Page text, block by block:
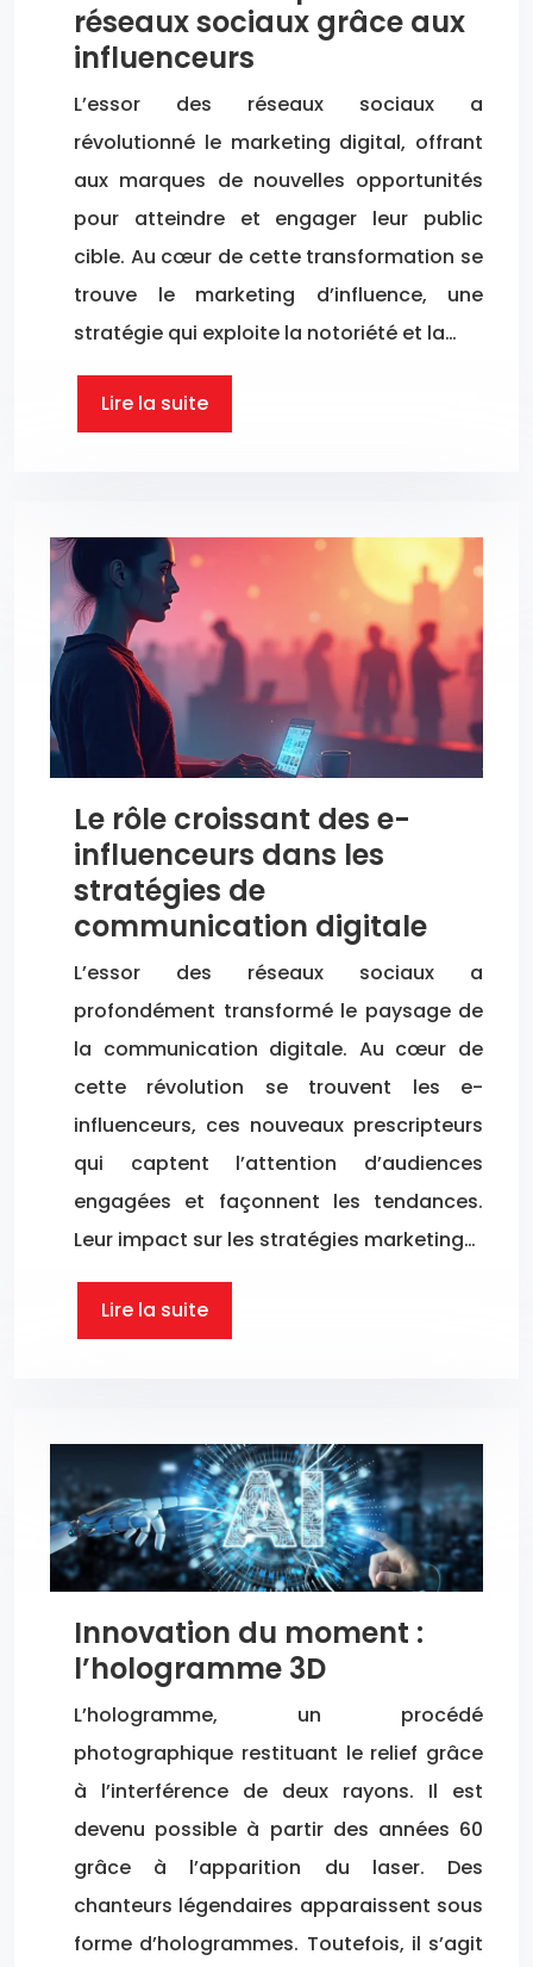
réseaux sociaux grâce aux
influenceurs
L’essor des réseaux sociaux a
révolutionné le marketing digital, offrant
aux marques de nouvelles opportunités
pour atteindre et engager leur public
cible. Au cœur de cette transformation se
trouve le marketing d’influence, une
stratégie qui exploite la notoriété et la…
Lire la suite
Le rôle croissant des e-
influenceurs dans les
stratégies de
communication digitale
L’essor des réseaux sociaux a
profondément transformé le paysage de
la communication digitale. Au cœur de
cette révolution se trouvent les e-
influenceurs, ces nouveaux prescripteurs
qui captent l’attention d’audiences
engagées et façonnent les tendances.
Leur impact sur les stratégies marketing…
Lire la suite
Innovation du moment :
l’hologramme 3D
L’hologramme, un procédé
photographique restituant le relief grâce
à l’interférence de deux rayons. Il est
devenu possible à partir des années 60
grâce à l’apparition du laser. Des
chanteurs légendaires apparaissent sous
forme d’hologrammes. Toutefois, il s’agit